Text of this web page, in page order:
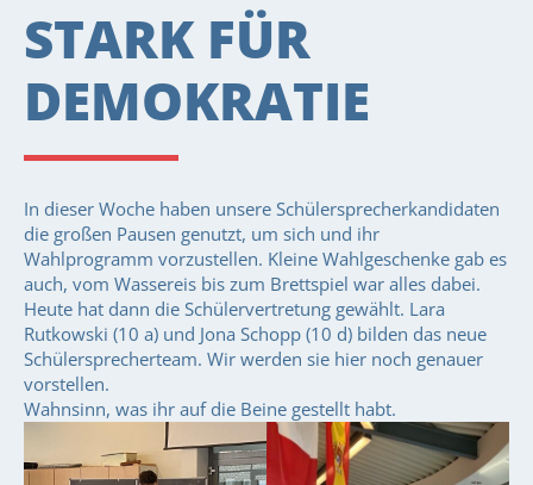
STARK FÜR
DEMOKRATIE
In dieser Woche haben unsere Schülersprecherkandidaten
die großen Pausen genutzt, um sich und ihr
Wahlprogramm vorzustellen. Kleine Wahlgeschenke gab es
auch, vom Wassereis bis zum Brettspiel war alles dabei.
Heute hat dann die Schülervertretung gewählt. Lara
Rutkowski (10 a) und Jona Schopp (10 d) bilden das neue
Schülersprecherteam. Wir werden sie hier noch genauer
vorstellen.
Wahnsinn, was ihr auf die Beine gestellt habt.